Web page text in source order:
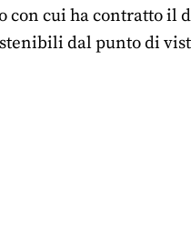
cui ha contratto il
dal punto di